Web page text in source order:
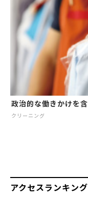
政治的な働きかけを
クリーニング
アクセスランキング